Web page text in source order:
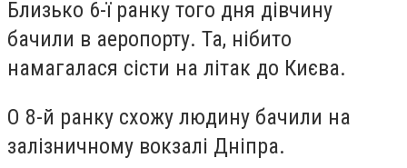
Близько 6-ї ранку того дня дівчину
бачили в аеропорту. Та, нібито
намагалася сісти на літак до Києва.
О 8-й ранку схожу людину бачили на
залізничному вокзалі Дніпра.